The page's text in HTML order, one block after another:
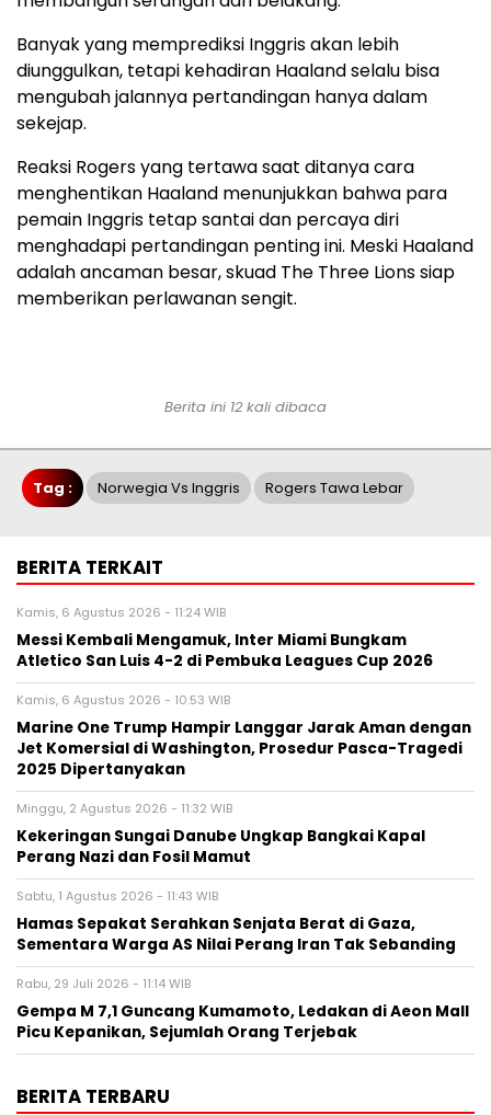
Banyak yang memprediksi Inggris akan lebih
diunggulkan, tetapi kehadiran Haaland selalu bisa
mengubah jalannya pertandingan hanya dalam
sekejap.
Reaksi Rogers yang tertawa saat ditanya cara
menghentikan Haaland menunjukkan bahwa para
pemain Inggris tetap santai dan percaya diri
menghadapi pertandingan penting ini. Meski Haaland
adalah ancaman besar, skuad The Three Lions siap
memberikan perlawanan sengit.
Berita ini 12 kali dibaca
Tag : Norwegia Vs Inggris Rogers Tawa Lebar
BERITA TERKAIT
Kamis, 6 Agustus 2026 - 11:24 WIB
Messi Kembali Mengamuk, Inter Miami Bungkam
Atletico San Luis 4-2 di Pembuka Leagues Cup 2026
Kamis, 6 Agustus 2026 - 10:53 WIB
Marine One Trump Hampir Langgar Jarak Aman dengan
Jet Komersial di Washington, Prosedur Pasca-Tragedi
2025 Dipertanyakan
Minggu, 2 Agustus 2026 - 11:32 WIB
Kekeringan Sungai Danube Ungkap Bangkai Kapal
Perang Nazi dan Fosil Mamut
Sabtu, 1 Agustus 2026 - 11:43 WIB
Hamas Sepakat Serahkan Senjata Berat di Gaza,
Sementara Warga AS Nilai Perang Iran Tak Sebanding
Rabu, 29 Juli 2026 - 11:14 WIB
Gempa M 7,1 Guncang Kumamoto, Ledakan di Aeon Mall
Picu Kepanikan, Sejumlah Orang Terjebak
BERITA TERBARU